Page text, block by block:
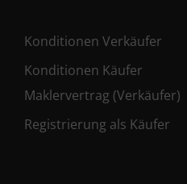
Konditionen Verkäufer
Konditionen Käufer
Maklervertrag (Verkäufer)
Registrierung als Käufer